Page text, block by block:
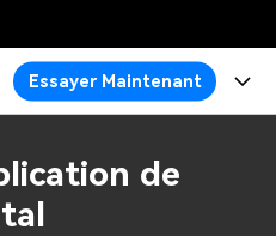
Essayer Maintenant
de